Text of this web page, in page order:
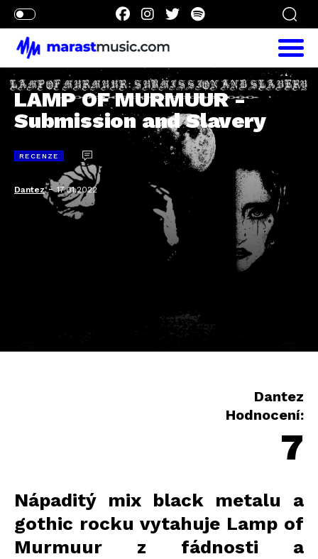
LAMP OF MURMUUR -
Submission and Slavery
RECENZE
Dantez-17.01.2022
Dantez
Hodnocení:
7
Nápaditý mix black metalu a
gothic rocku vytahuje Lamp of
Murmuur z fádnosti a